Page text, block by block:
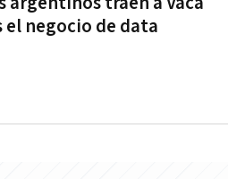
el negocio de data